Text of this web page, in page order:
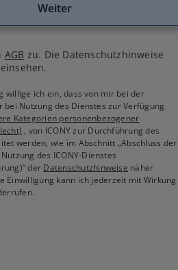
Weiter
AGB zu. Die Datenschutzhinweise
einsehen.
willige ich ein, dass von mir bei der
bei Nutzung des Dienstes zur Verfügung
Kategorien personenbezogener
, von ICONY zur Durchführung des
werden, wie im Abschnitt „Abschluss der
des ICONY-Dienstes
der Datenschutzhinweise näher
Einwilligung kann ich jederzeit mit Wirkung